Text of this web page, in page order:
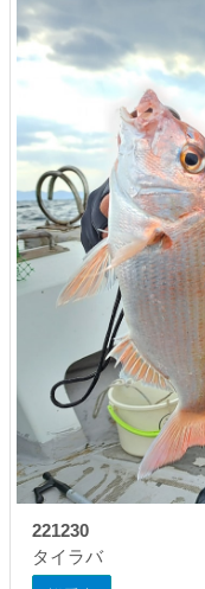
221230
タイラバ